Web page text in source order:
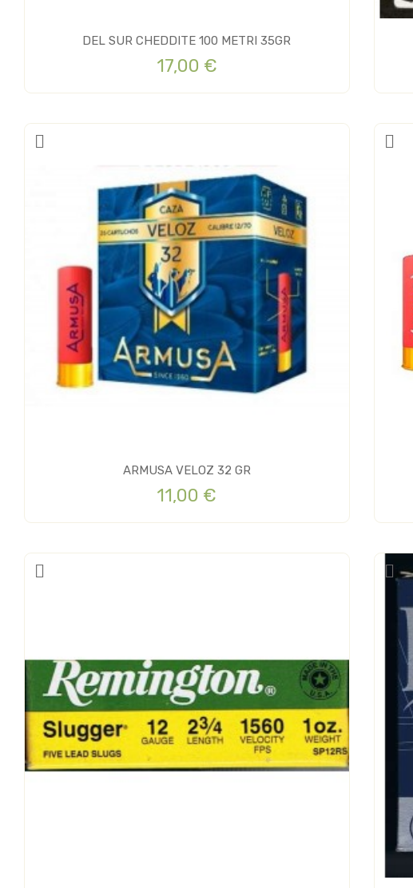
DEL SUR CHEDDITE 100 METRI 35GR
17,00 €
ARMUSA VELOZ 32 GR
11,00 €